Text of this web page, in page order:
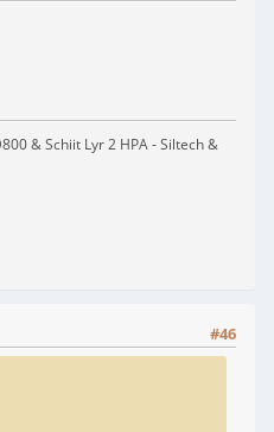
& Schiit Lyr 2 HPA - Siltech &
#46